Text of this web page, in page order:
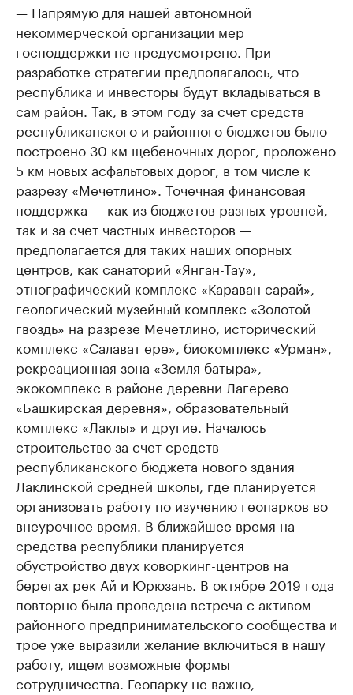
— Напрямую для нашей автономной
некоммерческой организации мер
господдержки не предусмотрено. При
разработке стратегии предполагалось, что
республика и инвесторы будут вкладываться в
сам район. Так, в этом году за счет средств
республиканского и районного бюджетов было
построено 30 км щебеночных дорог, проложено
5 км новых асфальтовых дорог, в том числе к
разрезу «Мечетлино». Точечная финансовая
поддержка — как из бюджетов разных уровней,
так и за счет частных инвесторов —
предполагается для таких наших опорных
центров, как санаторий «Янган-Тау»,
этнографический комплекс «Караван сарай»,
геологический музейный комплекс «Золотой
гвоздь» на разрезе Мечетлино, исторический
комплекс «Салават ере», биокомплекс «Урман»,
рекреационная зона «Земля батыра»,
экокомплекс в районе деревни Лагерево
«Башкирская деревня», образовательный
комплекс «Лаклы» и другие. Началось
строительство за счет средств
республиканского бюджета нового здания
Лаклинской средней школы, где планируется
организовать работу по изучению геопарков во
внеурочное время. В ближайшее время на
средства республики планируется
обустройство двух коворкинг-центров на
берегах рек Ай и Юрюзань. В октябре 2019 года
повторно была проведена встреча с активом
районного предпринимательского сообщества и
трое уже выразили желание включиться в нашу
работу, ищем возможные формы
сотрудничества. Геопарку не важно,